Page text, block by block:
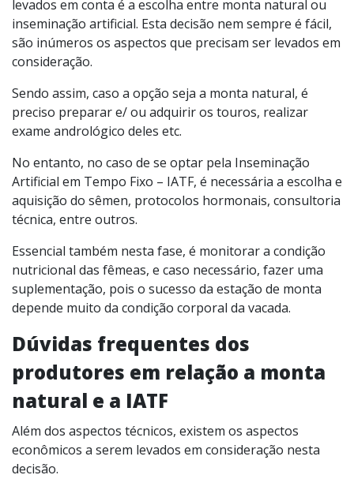
levados em conta é a escolha entre monta natural ou
inseminação artificial. Esta decisão nem sempre é fácil,
são inúmeros os aspectos que precisam ser levados em
consideração.
Sendo assim, caso a opção seja a monta natural, é
preciso preparar e/ ou adquirir os touros, realizar
exame andrológico deles etc.
No entanto, no caso de se optar pela Inseminação
Artificial em Tempo Fixo – IATF, é necessária a escolha e
aquisição do sêmen, protocolos hormonais, consultoria
técnica, entre outros.
Essencial também nesta fase, é monitorar a condição
nutricional das fêmeas, e caso necessário, fazer uma
suplementação, pois o sucesso da estação de monta
depende muito da condição corporal da vacada.
Dúvidas frequentes dos
produtores em relação a monta
natural e a IATF
Além dos aspectos técnicos, existem os aspectos
econômicos a serem levados em consideração nesta
decisão.